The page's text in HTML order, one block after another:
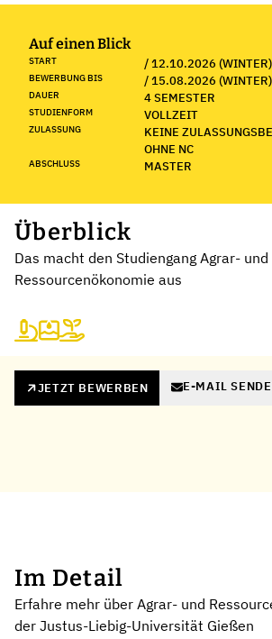
Auf einen Blick
START / 12.10.2026 (WINTER)
BEWERBUNG BIS / 15.08.2026 (WINTER)
DAUER 4 SEMESTER
STUDIENFORM VOLLZEIT
ZULASSUNG
KEINE
OHNE NC
ABSCHLUSS MASTER
Überblick
Das macht den Studiengang Agrar- und
Ressourcenökonomie aus
JETZT BEWERBEN E-MAIL
Im Detail
Erfahre mehr über Agrar- und
der Justus-Liebig-Universität Gießen